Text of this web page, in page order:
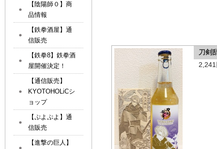
刀剣
【陰陽師０】商
品情報
【鉄拳酒屋】通
信販売
【鉄拳8】鉄拳酒
屋開催決定！
【通信販売】
KYOTOHOLiCシ
ョップ
【ぷよぷよ】通
信販売
【進撃の巨人】